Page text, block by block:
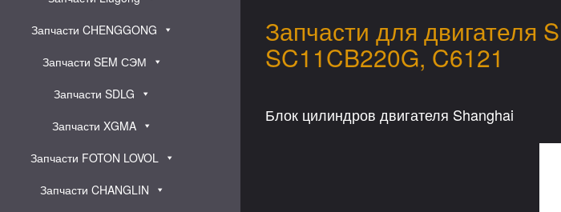
Запчасти CHENGGONG
Запчасти SEM СЭМ
Запчасти SDLG
Запчасти XGMA
Запчасти FOTON LOVOL
Запчасти CHANGLIN
Запчасти для двигателя
SC11CB220G, C6121
Блок цилиндров двигателя Shanghai